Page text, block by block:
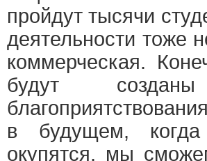
пройдут тысячи
деятельности тоже
коммерческая.
будут
в будущем, когда
окупятся, мы